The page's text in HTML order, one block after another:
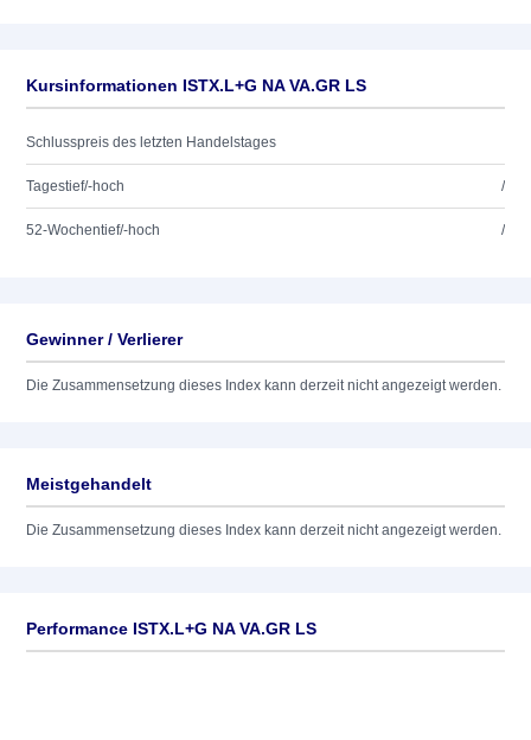
Kursinformationen ISTX.L+G NA VA.GR LS
Schlusspreis des letzten Handelstages
Tagestief/-hoch /
52-Wochentief/-hoch /
Gewinner / Verlierer
Die Zusammensetzung dieses Index kann derzeit nicht angezeigt werden.
Meistgehandelt
Die Zusammensetzung dieses Index kann derzeit nicht angezeigt werden.
Performance ISTX.L+G NA VA.GR LS